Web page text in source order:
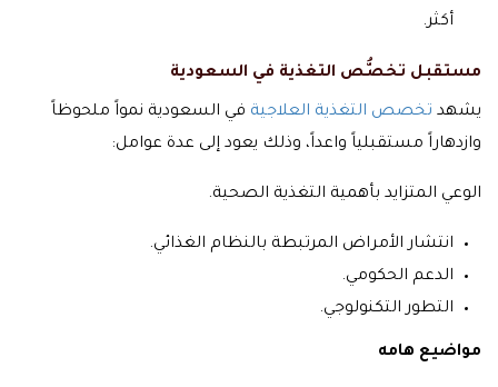
أكثر.
مستقبل تخصُّص التغذية في السعودية
يشهد تخصص التغذية العلاجية في السعودية نمواً ملحوظاً
وازدهاراً مستقبلياً واعداً، وذلك يعود إلى عدة عوامل:
الوعي المتزايد بأهمية التغذية الصحية.
انتشار الأمراض المرتبطة بالنظام الغذائي.
الدعم الحكومي.
التطور التكنولوجي.
مواضيع هامه